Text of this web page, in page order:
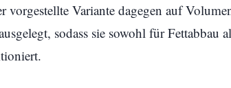
vorgestellte Variante dagegen auf
sodass sie sowohl für Fettabbau